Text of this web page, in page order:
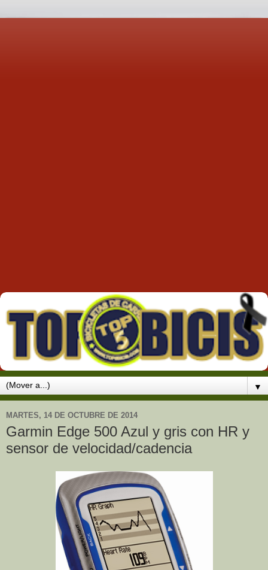
▼
MARTES, 14 DE OCTUBRE DE 2014
Garmin Edge 500 Azul y gris con HR y
sensor de velocidad/cadencia